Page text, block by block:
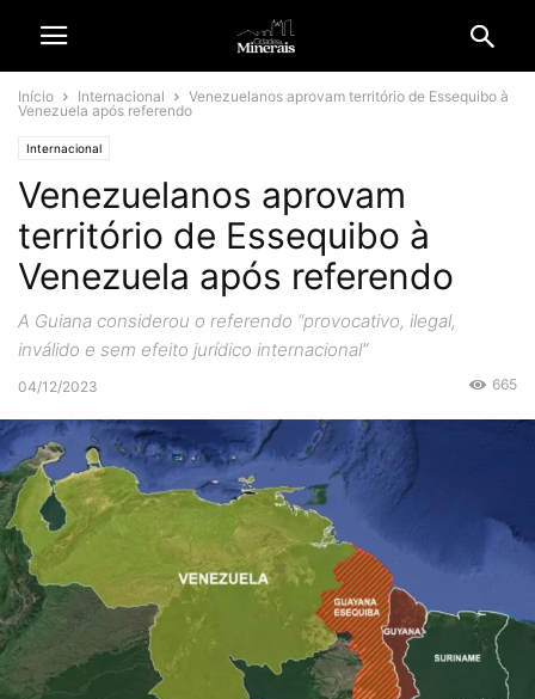
Início Internacional
Venezuelanos aprovam território de Essequibo à
Venezuela após referendo
Internacional
Venezuelanos aprovam
território de Essequibo à
Venezuela após referendo
A Guiana considerou o referendo “provocativo, ilegal,
inválido e sem efeito jurídico internacional”
04/12/2023 665